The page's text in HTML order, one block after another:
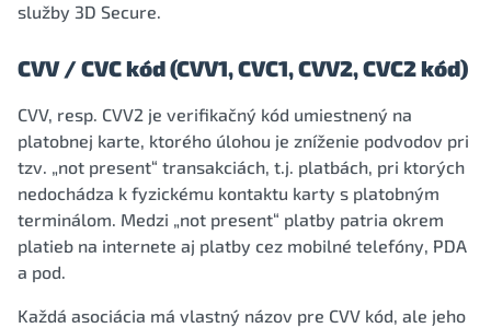
služby 3D Secure.
CVV / CVC kód (CVV1, CVC1, CVV2, CVC2 kód)
CVV, resp. CVV2 je verifikačný kód umiestnený na
platobnej karte, ktorého úlohou je zníženie podvodov pri
tzv. „not present“ transakciách, t.j. platbách, pri ktorých
nedochádza k fyzickému kontaktu karty s platobným
terminálom. Medzi „not present“ platby patria okrem
platieb na internete aj platby cez mobilné telefóny, PDA
a pod.
Každá asociácia má vlastný názov pre CVV kód, ale jeho